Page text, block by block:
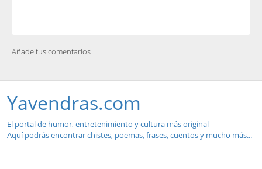
Añade tus comentarios
Yavendras.com
El portal de humor, entretenimiento y cultura más original
Aquí podrás encontrar chistes, poemas, frases, cuentos y mucho más...